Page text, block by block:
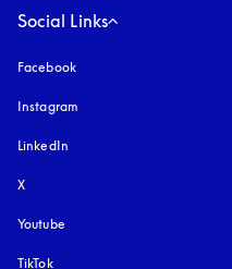
Social Links
Facebook
Instagram
LinkedIn
X
Youtube
TikTok